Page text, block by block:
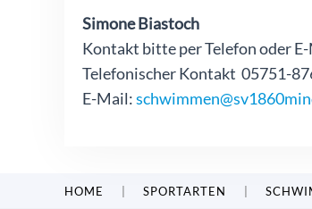
Simone Biastoch
Kontakt bitte per Telefon oder
Telefonischer Kontakt 05751-
E-Mail:
HOME SPORTARTEN